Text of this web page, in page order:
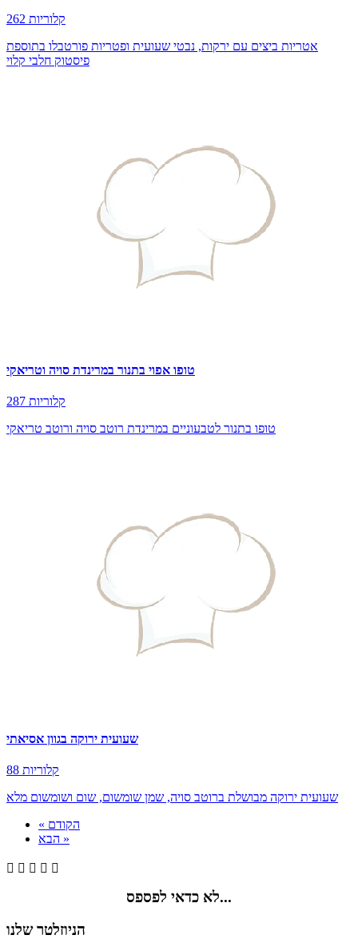
262 קלוריות
אטריות ביצים עם ירקות, נבטי שעועית ופטריות פורטבלו בתוספת
פיסטוק חלבי קלוי
טופו אפוי בתנור במרינדת סויה וטריאקי
287 קלוריות
טופו בתנור לטבעוניים במרינדת רוטב סויה ורוטב טריאקי
שעועית ירוקה בגוון אסיאתי
88 קלוריות
שעועית ירוקה מבושלת ברוטב סויה, שמן שומשום, שום ושומשום מלא
« הקודם
הבא »
    
לא כדאי לפספס...
הניוזלטר שלנו